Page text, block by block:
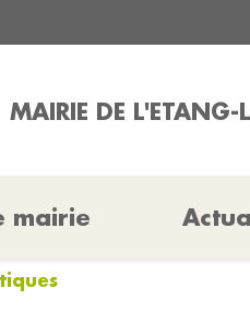
MAIRIE DE L'ETANG-
mairie